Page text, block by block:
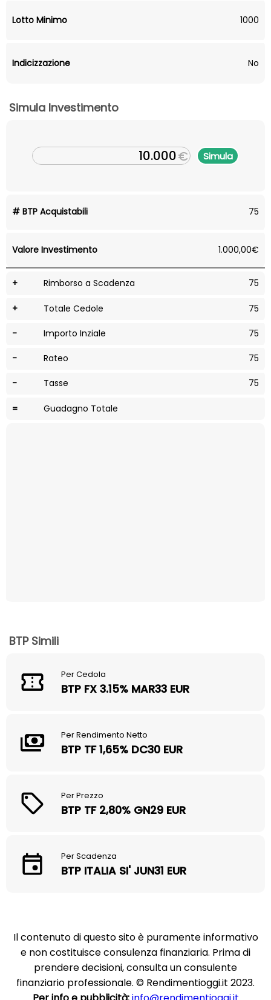
Lotto Minimo 1000
Indicizzazione No
Simula Investimento
€ Simula
# BTP Acquistabili 75
Valore Investimento 1.000,00€
+ Rimborso a Scadenza 75
+ Totale Cedole 75
- Importo Inziale 75
- Rateo 75
- Tasse 75
= Guadagno Totale
BTP Simili
Per Cedola
BTP FX 3.15% MAR33 EUR
Per Rendimento Netto
BTP TF 1,65% DC30 EUR
Per Prezzo
BTP TF 2,80% GN29 EUR
Per Scadenza
BTP ITALIA SI' JUN31 EUR
Il contenuto di questo sito è puramente informativo
e non costituisce consulenza finanziaria. Prima di
prendere decisioni, consulta un consulente
finanziario professionale. © Rendimentioggi.it 2023.